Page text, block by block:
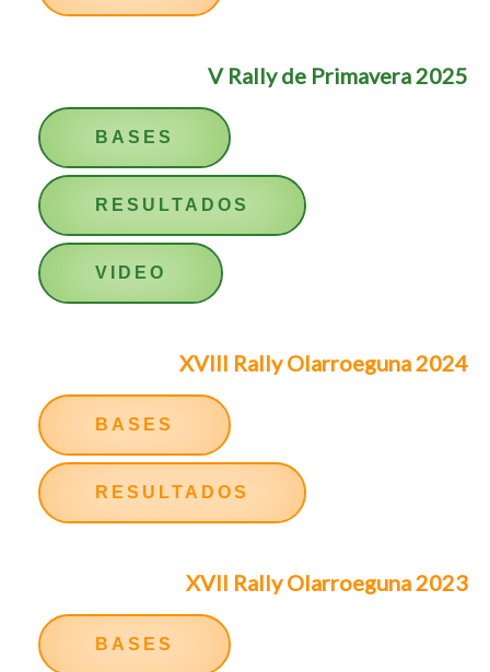
V Rally de Primavera 2025
BASES
RESULTADOS
VIDEO
XVIII Rally Olarroeguna 2024
BASES
RESULTADOS
XVII Rally Olarroeguna 2023
BASES